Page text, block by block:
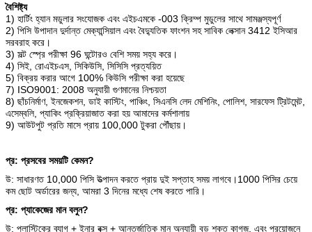
বৈশিষ্ট্য
1) হার্টিং হ্যান মডুলার সংযোজক এবং এইচএমকে -003 ক্রিম্প মুডুলের সাথে সামঞ্জস্যপূর্ণ
2) পিসি উপাদান দুর্দান্ত মেক্যান্সিয়াল এবং বৈদ্যুতিক ফাংশন সহ সাবিক লেক্সান 3412 ইসিআর
সরবরাহ করে।
3) সল্ট স্প্রে পরীক্ষা 96 ঘন্টােরও বেশি সময় সহ্য করে।
4) সিই, রোএইচএস, সিকিউসি, সিসিসি প্রত্যয়িত
5) বিক্রয় করার আগে 100% কিউসি পরীক্ষা করা হয়েছে
7) ISO9001: 2008 অনুযায়ী গুণমানের নিশ্চয়তা
8) ছাঁচনির্মাণ, ইনজেকশন, ডাই কাস্টিং, পাঞ্চিং, সিএনসি লেদ মেশিনিং, পোলিশ, সারফেস ট্রিটমেন্ট,
এসেম্বলি, প্যাকিং প্রক্রিয়াজাত করা হয় আমাদের কর্মশালায়
9) আউটপুট প্রতি মাসে প্রায় 100,000 টুকরা পৌঁছায়।
প্র: প্রসবের সময়টি কেমন?
উ: সাধারণত 10,000 পিসি উত্পাদন করতে প্রায় দুই সপ্তাহ সময় লাগবে।1000 পিসির চেয়ে
কম ছোট অর্ডারের জন্য, আমরা 3 দিনের মধ্যে শেষ করতে পারি।
প্র: প্যাকেজের মান বলুন?
উ: প্লাস্টিকের ব্যাগ + ইনার বক্স + আন্তর্জাতিক মান অনুযায়ী বড় শক্ত কাগজ, এবং প্রয়োজনে